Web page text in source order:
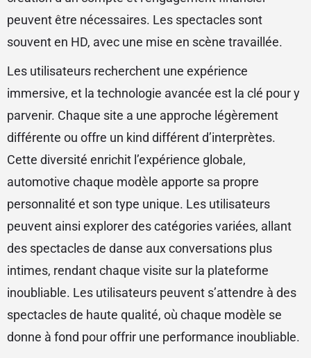
peuvent être nécessaires. Les spectacles sont
souvent en HD, avec une mise en scène travaillée.
Les utilisateurs recherchent une expérience
immersive, et la technologie avancée est la clé pour y
parvenir. Chaque site a une approche légèrement
différente ou offre un kind différent d’interprètes.
Cette diversité enrichit l’expérience globale,
automotive chaque modèle apporte sa propre
personnalité et son type unique. Les utilisateurs
peuvent ainsi explorer des catégories variées, allant
des spectacles de danse aux conversations plus
intimes, rendant chaque visite sur la plateforme
inoubliable. Les utilisateurs peuvent s’attendre à des
spectacles de haute qualité, où chaque modèle se
donne à fond pour offrir une performance inoubliable.